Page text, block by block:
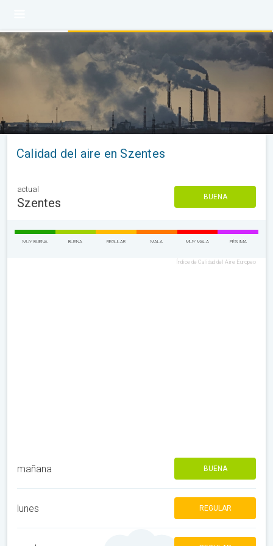
Calidad del aire en Szentes
actual
Szentes BUENA
MUY BUENA BUENA REGULAR MALA MUY MALA PÉSIMA
Índice de Calidad del Aire Europeo
mañana BUENA
lunes REGULAR